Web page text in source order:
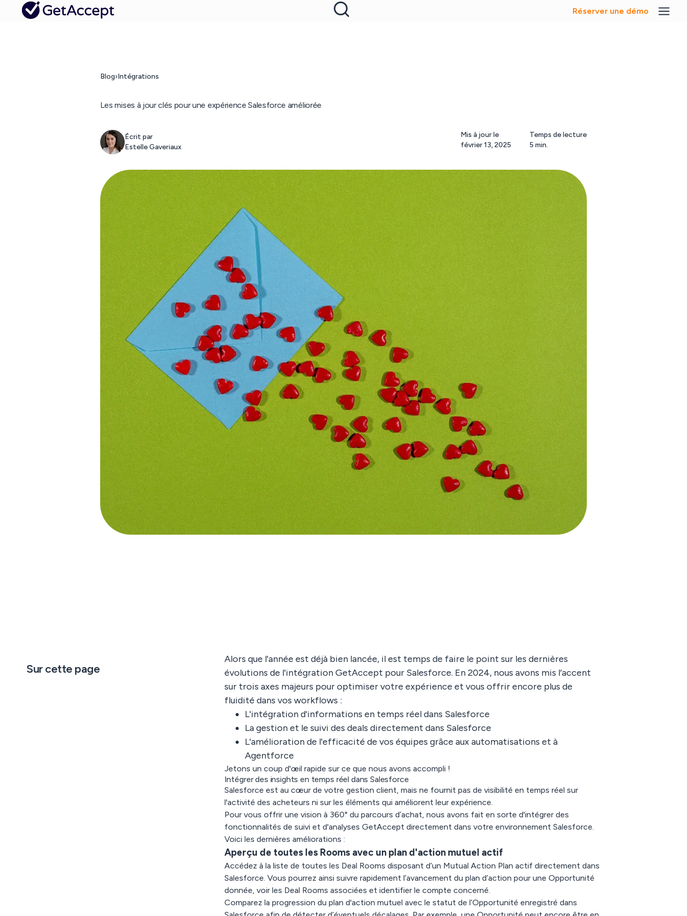
Réserver une démo
Blog›Intégrations
Les mises à jour clés pour une expérience Salesforce améliorée
Écrit par
Estelle Gaveriaux
Mis à jour le
février 13, 2025
Temps de lecture
5 min.
Sur cette page
Alors que l'année est déjà bien lancée, il est temps de faire le point sur les dernières
évolutions de l'intégration GetAccept pour Salesforce. En 2024, nous avons mis l’accent
sur trois axes majeurs pour optimiser votre expérience et vous offrir encore plus de
fluidité dans vos workflows :
L'intégration d'informations en temps réel dans Salesforce
La gestion et le suivi des deals directement dans Salesforce
L'amélioration de l'efficacité de vos équipes grâce aux automatisations et à
Agentforce
Jetons un coup d'œil rapide sur ce que nous avons accompli !
Intégrer des insights en temps réel dans Salesforce
Salesforce est au cœur de votre gestion client, mais ne fournit pas de visibilité en temps réel sur
l'activité des acheteurs ni sur les éléments qui améliorent leur expérience.
Pour vous offrir une vision à 360° du parcours d’achat, nous avons fait en sorte d'intégrer des
fonctionnalités de suivi et d'analyses GetAccept directement dans votre environnement Salesforce.
Voici les dernières améliorations :
Aperçu de toutes les Rooms avec un plan d'action mutuel actif
Accédez à la liste de toutes les Deal Rooms disposant d’un Mutual Action Plan actif directement dans
Salesforce. Vous pourrez ainsi suivre rapidement l’avancement du plan d’action pour une Opportunité
donnée, voir les Deal Rooms associées et identifier le compte concerné.
Comparez la progression du plan d'action mutuel avec le statut de l’Opportunité enregistré dans